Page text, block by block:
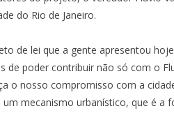
do Rio de Janeiro.
de lei que a gente apresentou
de poder contribuir não só com o
o nosso compromisso com a
um mecanismo urbanístico, que é a